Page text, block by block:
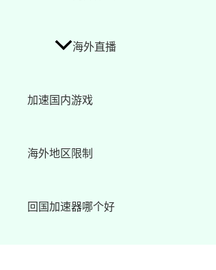
海外直播
加速国内游戏
海外地区限制
回国加速器哪个好